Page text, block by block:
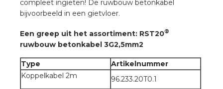
compleet ingieten! De ruwbouw betonkabel
bijvoorbeeld in een gietvloer.
Een greep uit het assortiment: RST20®
ruwbouw betonkabel 3G2,5mm2
Type
Artikelnummer
Koppelkabel 2m
96.233.20T0.1
installeren
installeren
installeren in beton